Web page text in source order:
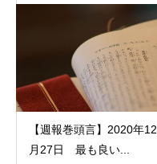
【週報巻頭言】2020年12
月27日 最も良い...